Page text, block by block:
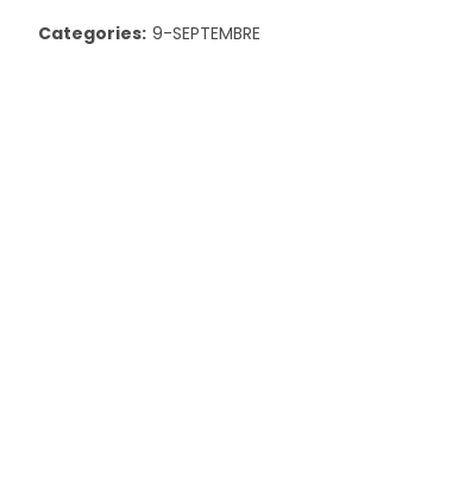
Categories: 9-SEPTEMBRE